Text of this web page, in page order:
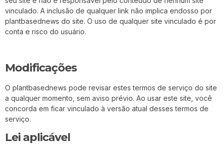
vinculado. A inclusão de qualquer link não implica endosso por
plantbasednews do site. O uso de qualquer site vinculado é por
conta e risco do usuário.
Modificações
O plantbasednews pode revisar estes termos de serviço do site
a qualquer momento, sem aviso prévio. Ao usar este site, você
concorda em ficar vinculado à versão atual desses termos de
serviço.
Lei aplicável